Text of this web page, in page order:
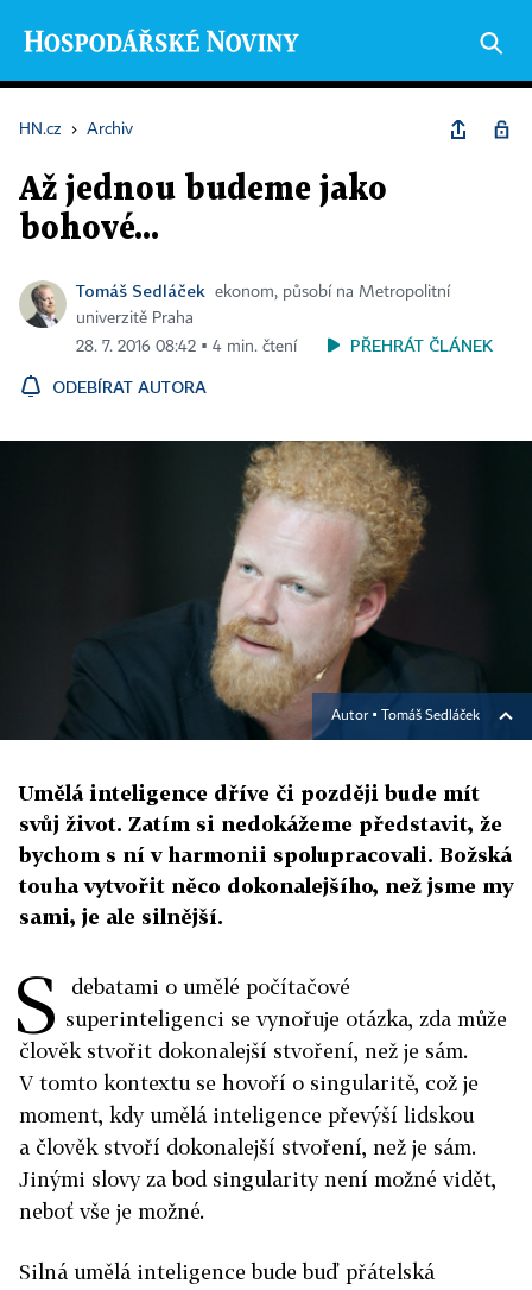
HN.cz › Archiv
Až jednou budeme jako
bohové...
Tomáš Sedláček
ekonom, působí na Metropolitní
univerzitě Praha
28. 7. 2016 08:42 ▪ 4 min. čtení
PŘEHRÁT ČLÁNEK
ODEBÍRAT AUTORA
Autor ▪ Tomáš Sedláček
Umělá inteligence dříve či později bude mít
svůj život. Zatím si nedokážeme představit, že
bychom s ní v harmonii spolupracovali. Božská
touha vytvořit něco dokonalejšího, než jsme my
sami, je ale silnější.
S
debatami o umělé počítačové
superinteligenci se vynořuje otázka, zda může
člověk stvořit dokonalejší stvoření, než je sám.
V tomto kontextu se hovoří o singularitě, což je
moment, kdy umělá inteligence převýší lidskou
a člověk stvoří dokonalejší stvoření, než je sám.
Jinými slovy za bod singularity není možné vidět,
neboť vše je možné.
Silná umělá inteligence bude buď přátelská